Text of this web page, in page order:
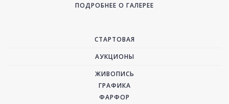
ПОДРОБНЕЕ О ГАЛЕРЕЕ
СТАРТОВАЯ
АУКЦИОНЫ
ЖИВОПИСЬ
ГРАФИКА
ФАРФОР